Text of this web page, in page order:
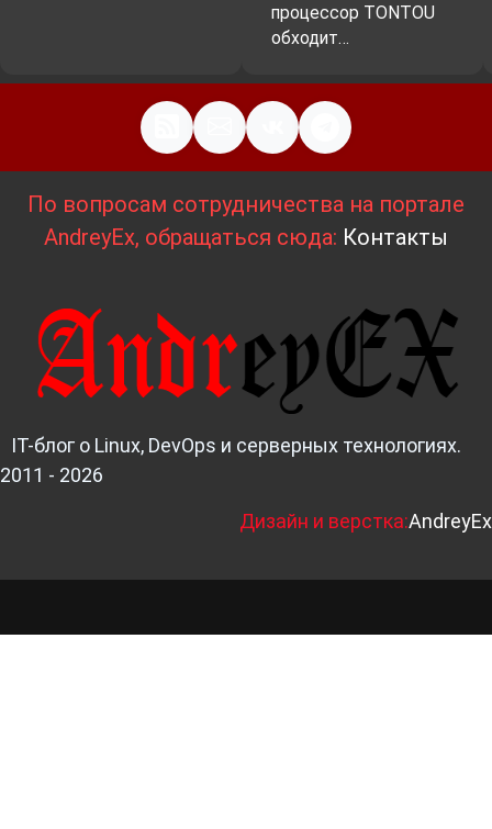
процессор TONTOU
обходит…
По вопросам сотрудничества на портале
AndreyEx, обращаться сюда: Контакты
IT-блог о Linux, DevOps и серверных технологиях.
2011 - 2026
Дизайн и верстка:AndreyEx